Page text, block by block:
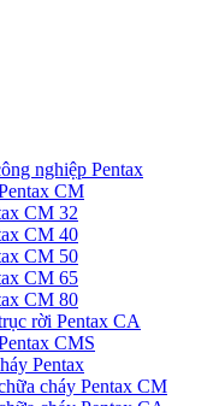
nghiệp Pentax
CM
CM 32
CM 40
CM 50
CM 65
CM 80
rời Pentax CA
CMS
Pentax
cháy Pentax CM